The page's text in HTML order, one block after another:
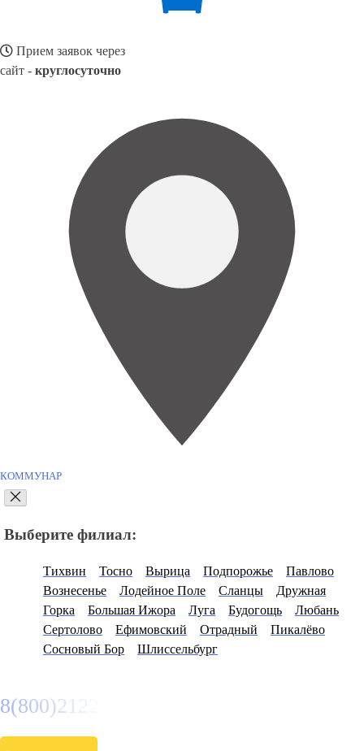
Прием заявок через
сайт - круглосуточно
КОММУНАР
Выберите филиал:
Тихвин Тосно Вырица Подпорожье
Павлово
Вознесенье
Лодейное Поле Сланцы
Дружная
Горка
Большая Ижора Луга Будогощь
Любань
Сертолово
Ефимовский Отрадный
Пикалёво
Сосновый Бор
Шлиссельбург
8(800)2122558